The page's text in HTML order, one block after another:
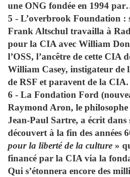
une ONG fondée en 1994
5 - L’overbrook Foundation :
Frank Altschul travailla à
pour la CIA avec William
l’OSS, l’ancêtre de cette CIA
William Casey, instigateur de
de RSF et paravent de la CIA.
6 - La Fondation Ford
Raymond Aron, le
Jean-Paul Sartre, a écrit dans
découvert à la fin des années
pour la liberté de la culture »
financé par la CIA via la
Qui s’étonnera encore des